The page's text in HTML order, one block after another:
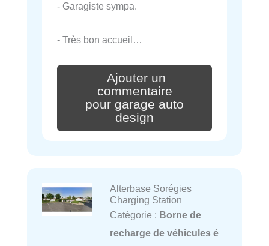
- Garagiste sympa.
- Très bon accueil…
Ajouter un
commentaire
pour garage auto
design
Alterbase Sorégies
Charging Station
Catégorie : Borne de
recharge de véhicules é